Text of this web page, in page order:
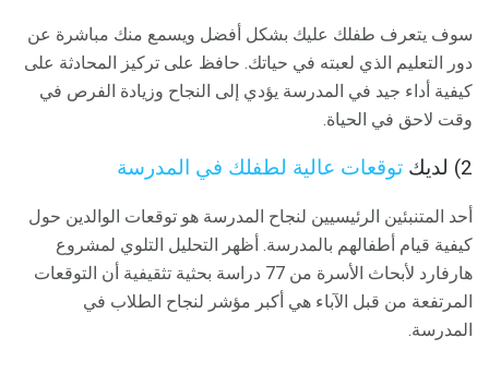
سوف يتعرف طفلك عليك بشكل أفضل ويسمع منك مباشرة عن
دور التعليم الذي لعبته في حياتك. حافظ على تركيز المحادثة على
كيفية أداء جيد في المدرسة يؤدي إلى النجاح وزيادة الفرص في
وقت لاحق في الحياة.
2) لديك توقعات عالية لطفلك في المدرسة
أحد المتنبئين الرئيسيين لنجاح المدرسة هو توقعات الوالدين حول
كيفية قيام أطفالهم بالمدرسة. أظهر التحليل التلوي لمشروع
هارفارد لأبحاث الأسرة من 77 دراسة بحثية تثقيفية أن التوقعات
المرتفعة من قبل الآباء هي أكبر مؤشر لنجاح الطلاب في
المدرسة.